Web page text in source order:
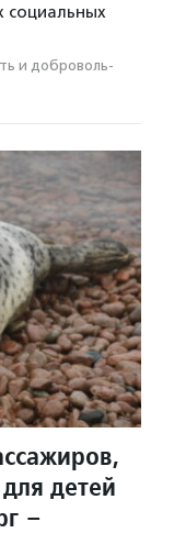
социальных
и доброволь­
детей
–